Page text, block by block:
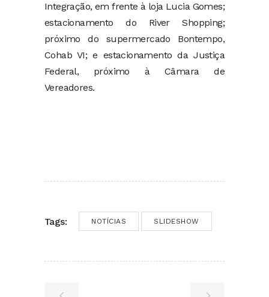
Integração, em frente à loja Lucia Gomes;
estacionamento do River Shopping;
próximo do supermercado Bontempo,
Cohab VI; e estacionamento da Justiça
Federal, próximo à Câmara de
Vereadores.
Tags: NOTÍCIAS SLIDESHOW